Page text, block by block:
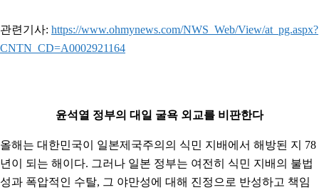
관련기사: https://www.ohmynews.com/NWS_Web/View/at_pg.aspx?
CNTN_CD=A0002921164
윤석열 정부의 대일 굴욕 외교를 비판한다
올해는 대한민국이 일본제국주의의 식민 지배에서 해방된 지 78
년이 되는 해이다. 그러나 일본 정부는 여전히 식민 지배의 불법
성과 폭압적인 수탈, 그 야만성에 대해 진정으로 반성하고 책임